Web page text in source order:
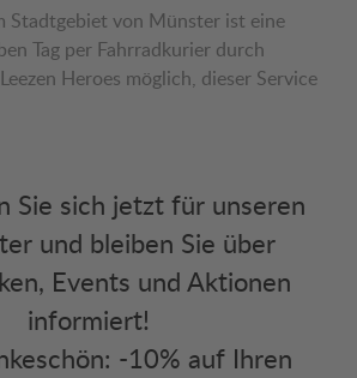
Stadtgebiet von Münster ist eine
Tag per Fahrradkurier durch
Heroes möglich, dieser Service
Sie sich jetzt für unseren
und bleiben Sie über
Events und Aktionen
informiert!
-10% auf Ihren